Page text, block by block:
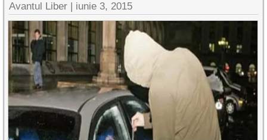
Avantul Liber | iunie 3, 2015